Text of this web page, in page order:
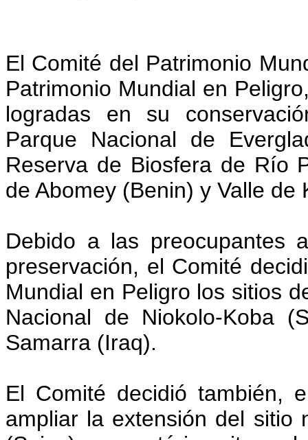
El Comité del Patrimonio
Patrimonio Mundial en
logradas en su
Parque Nacional de
Reserva de Biosfera de Río
de Abomey (Benin) y Valle de
Debido a las preocupantes
preservación, el Comité
Mundial en Peligro los sitios
Nacional de Niokolo-Koba
Samarra (Iraq).
El Comité decidió también,
ampliar la extensión del sitio